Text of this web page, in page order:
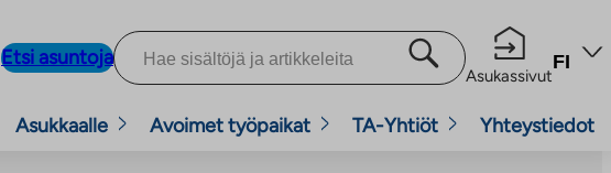
Etsi asuntoja
Asukassivut
FI
Asukkaalle Avoimet työpaikat TA-Yhtiöt Yhteystiedot